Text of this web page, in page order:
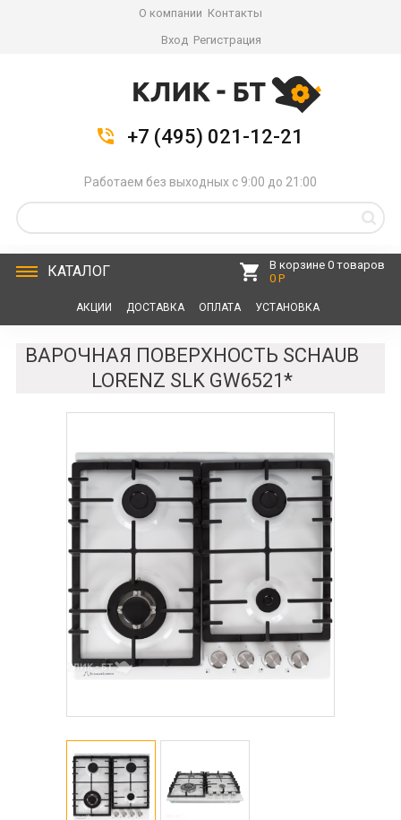
О компании Контакты
Вход Регистрация
+7 (495) 021-12-21
Работаем без выходных с 9:00 до 21:00
КАТАЛОГ
В корзине 0 товаров
0 Р
АКЦИИ ДОСТАВКА ОПЛАТА УСТАНОВКА
ВАРОЧНАЯ ПОВЕРХНОСТЬ SCHAUB
LORENZ SLK GW6521*